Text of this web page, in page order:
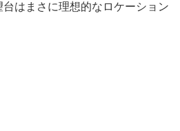
はまさに理想的なロケーション